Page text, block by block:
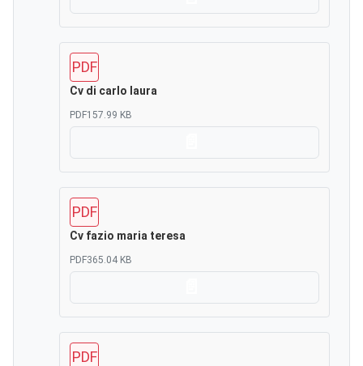
PDF
Cv di carlo laura
PDF157.99 KB
PDF
Cv fazio maria teresa
PDF365.04 KB
PDF